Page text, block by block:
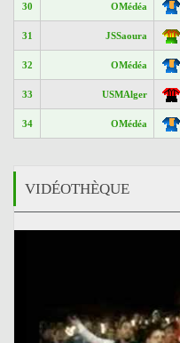
30 OMédéa
31 JSSaoura
32 OMédéa
33 USMAlger
34 OMédéa
VIDÉOTHÈQUE